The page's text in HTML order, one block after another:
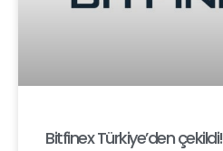
Bitfinex Türkiye’den çekildi!